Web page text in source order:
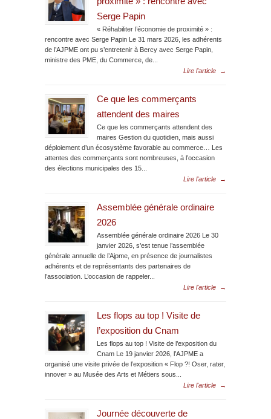
Serge Papin
« Réhabiliter l’économie de proximité » :
rencontre avec Serge Papin Le 31 mars 2026, les adhérents
de l’AJPME ont pu s’entretenir à Bercy avec Serge Papin,
ministre des PME, du Commerce, de...
Lire l'article
→
Ce que les commerçants
attendent des maires
Ce que les commerçants attendent des
maires Gestion du quotidien, mais aussi
déploiement d’un écosystème favorable au commerce… Les
attentes des commerçants sont nombreuses, à l’occasion
des élections municipales des 15...
Lire l'article
→
Assemblée générale ordinaire
2026
Assemblée générale ordinaire 2026 Le 30
janvier 2026, s’est tenue l’assemblée
générale annuelle de l’Ajpme, en présence de journalistes
adhérents et de représentants des partenaires de
l’association. L’occasion de rappeler...
Lire l'article
→
Les flops au top ! Visite de
l’exposition du Cnam
Les flops au top ! Visite de l’exposition du
Cnam Le 19 janvier 2026, l’AJPME a
organisé une visite privée de l’exposition « Flop ?! Oser, rater,
innover » au Musée des Arts et Métiers sous...
Lire l'article
→
Journée découverte de